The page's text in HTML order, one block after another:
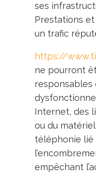
ses
Prestations
un trafic
https://
ne pourront
responsables
Internet, des
ou du
téléphonie lié
empêchant